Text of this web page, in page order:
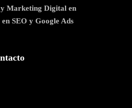
y Marketing Digital en
SEO y Google Ads